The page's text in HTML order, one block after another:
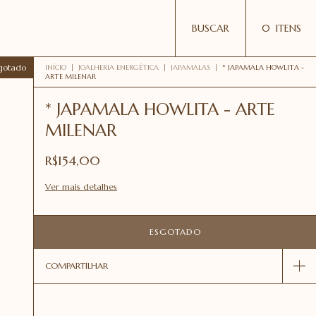
BUSCAR 0 ITENS
INÍCIO | JOALHERIA ENERGÉTICA | JAPAMALAS |
* JAPAMALA HOWLITA -
ARTE MILENAR
* JAPAMALA HOWLITA - ARTE
MILENAR
R$154,00
Ver mais detalhes
COMPARTILHAR